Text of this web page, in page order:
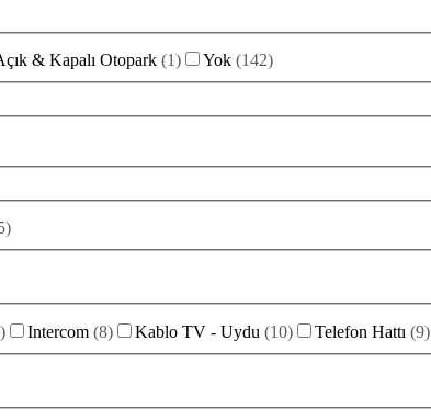
& Kapalı Otopark (1) Yok (142)
)
) Intercom (8) Kablo TV - Uydu (10) Telefon Hattı (9)